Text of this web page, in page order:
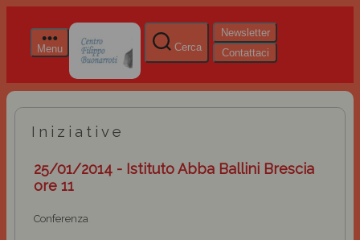
Menu Cerca
Newsletter
Contattaci
Iniziative
25/01/2014 - Istituto Abba Ballini Brescia
ore 11
Conferenza